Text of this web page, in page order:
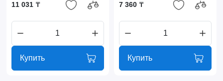
11 031 ₸
Купить
7 360 ₸
Купить